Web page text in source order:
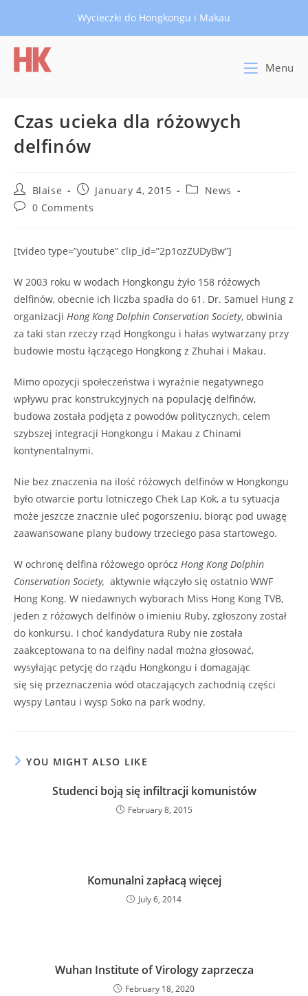
Wycieczki do Hongkongu i Makau
Menu
Czas ucieka dla różowych
delfinów
Post
author:
Blaise
Post
published:
January 4, 2015
PostNews
Post0 Comments
[tvideo type=”youtube” clip_id=”2p1ozZUDyBw”]
W 2003 roku w wodach Hongkongu żyło 158 różowych
delfinów, obecnie ich liczba spadła do 61. Dr. Samuel Hung z
organizacji Hong Kong Dolphin Conservation Society, obwinia
za taki stan rzeczy rząd Hongkongu i hałas wytwarzany przy
budowie mostu łączącego Hongkong z Zhuhai i Makau.
Mimo opozycji społeczeństwa i wyraźnie negatywnego
wpływu prac konstrukcyjnych na populację delfinów,
budowa została podjęta z powodów politycznych, celem
szybszej integracji Hongkongu i Makau z Chinami
kontynentalnymi.
Nie bez znaczenia na ilość różowych delfinów w Hongkongu
było otwarcie portu lotniczego Chek Lap Kok, a tu sytuacja
może jeszcze znacznie uleć pogorszeniu, biorąc pod uwagę
zaawansowane plany budowy trzeciego pasa startowego.
W ochronę delfina różowego oprócz Hong Kong Dolphin
Conservation Society, aktywnie włączyło się ostatnio WWF
Hong Kong. W niedawnych wyborach Miss Hong Kong TVB,
jeden z różowych delfinów o imieniu Ruby, zgłoszony został
do konkursu. I choć kandydatura Ruby nie została
zaakceptowana to na delfiny nadal można głosować,
wysyłając petycję do rządu Hongkongu i domagając
się się przeznaczenia wód otaczających zachodnią części
wyspy Lantau i wysp Soko na park wodny.
YOU MIGHT ALSO LIKE
Studenci boją się infiltracji komunistów
February 8, 2015
Komunalni zapłacą więcej
July 6, 2014
Wuhan Institute of Virology zaprzecza
February 18, 2020